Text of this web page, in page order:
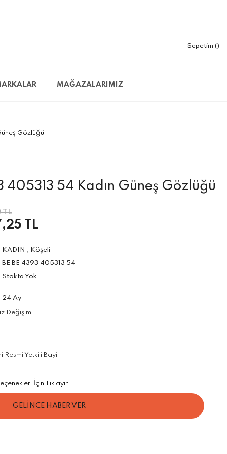
Sepetim
MAĞAZALARIMIZ
Gözlüğü
405313 54 Kadın Güneş Gözlüğü
TL
TL
KADIN , Köşeli
BE BE 4393 405313 54
Stokta Yok
24 Ay
Değişim
Resmi Yetkili Bayi
İçin Tıklayın
GELİNCE HABER VER